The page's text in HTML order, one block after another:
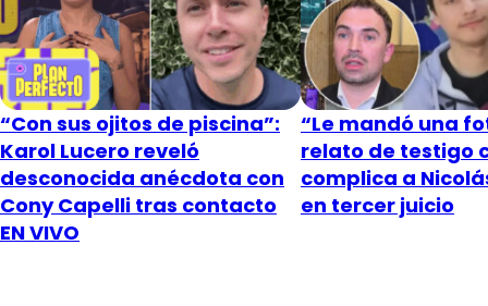
“Con sus ojitos de piscina”:
Karol Lucero reveló
desconocida anécdota con
Cony Capelli tras contacto
EN VIVO
“Le mandó una
relato de testigo
complica a
en tercer juicio